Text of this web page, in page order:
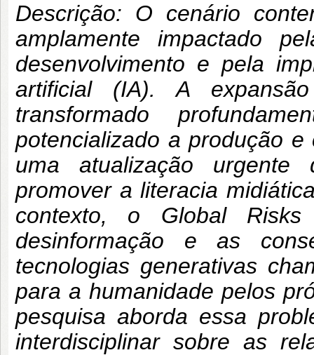
Descrição: O cenário
amplamente impactado
desenvolvimento e pela
artificial (IA). A
transformado
potencializado a produção
uma atualização urgente
promover a literacia
contexto, o Global
desinformação e as
tecnologias generativas
para a humanidade pelos
pesquisa aborda essa
interdisciplinar sobre as